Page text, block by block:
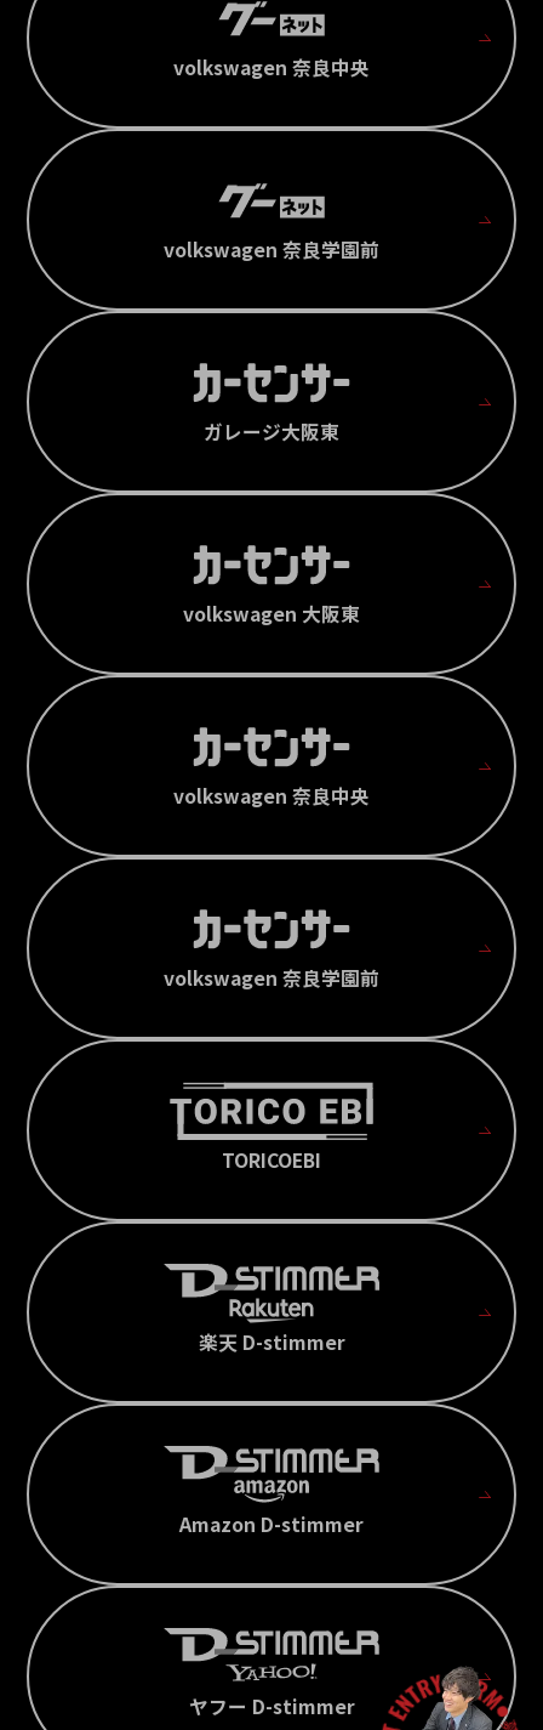
volkswagen 奈良中央
volkswagen 奈良学園前
ガレージ大阪東
volkswagen 大阪東
volkswagen 奈良中央
volkswagen 奈良学園前
TORICOEBI
楽天 D-stimmer
Amazon D-stimmer
ヤフー D-stimmer